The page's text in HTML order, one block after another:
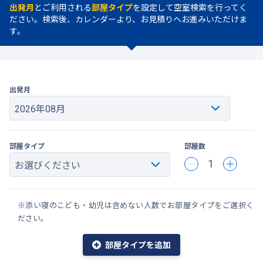
出発月 とご利用される部屋タイプを設定して空室検索を行ってく
ださい。検索後、カレンダーより、お見積りへお進みいただけま
す。
出発月
部屋タイプ 部屋数
1
※添い寝のこども・幼児は含めない人数でお部屋タイプをご選択く
ださい。
部屋タイプを追加